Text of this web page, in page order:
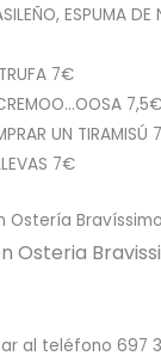
ESPUMA DE
7€
7,5€
UN TIRAMISÚ
7€
Ostería
Osteria
al teléfono 697